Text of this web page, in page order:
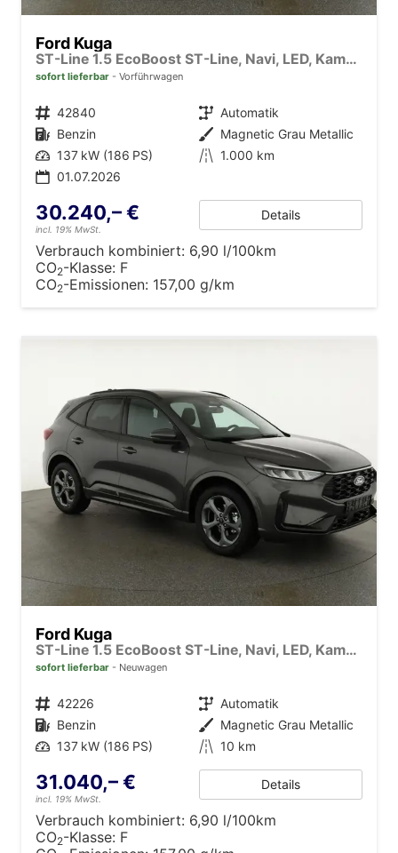
Ford Kuga
ST-Line 1.5 EcoBoost ST-Line, Navi, LED, Kamera, Winter, FS beheizbar
sofort lieferbar Vorführwagen
Fahrzeugnr. 42840 Getriebe Automatik
Kraftstoff Benzin Außenfarbe Magnetic Grau Metallic
Leistung 137 kW (186 PS) Kilometerstand 1.000 km
01.07.2026
30.240,– €
incl. 19% MwSt.
Details
Verbrauch kombiniert: 6,90 l/100km
CO2-Klasse: F
CO2-Emissionen: 157,00 g/km
Ford Kuga
ST-Line 1.5 EcoBoost ST-Line, Navi, LED, Kamera, Winter, FS beheizbar
sofort lieferbar Neuwagen
Fahrzeugnr. 42226 Getriebe Automatik
Kraftstoff Benzin Außenfarbe Magnetic Grau Metallic
Leistung 137 kW (186 PS) Kilometerstand 10 km
31.040,– €
incl. 19% MwSt.
Details
Verbrauch kombiniert: 6,90 l/100km
CO2-Klasse: F